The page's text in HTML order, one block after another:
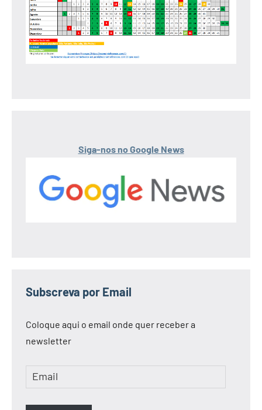
Siga-nos no Google News
Subscreva por Email
Coloque aqui o email onde quer receber a
newsletter
Email